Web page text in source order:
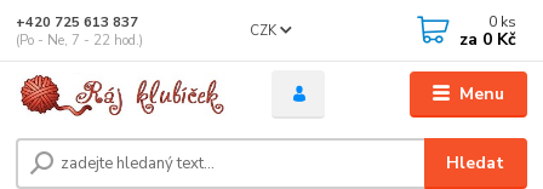
Menu
CZK
Hledat
+420 725 613 837
(Po - Ne, 7 - 22 hod.)
0 ks
za 0 Kč